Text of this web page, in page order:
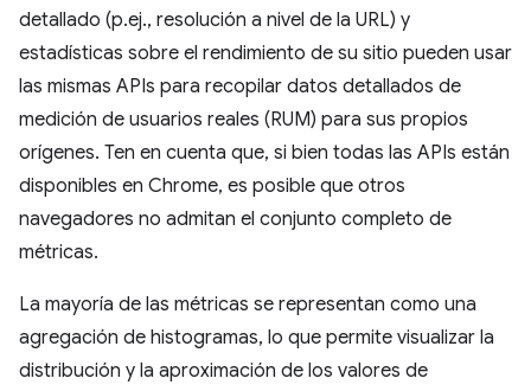
detallado (p.ej., resolución a nivel de la URL) y
estadísticas sobre el rendimiento de su sitio pueden usar
las mismas APIs para recopilar datos detallados de
medición de usuarios reales (RUM) para sus propios
orígenes. Ten en cuenta que, si bien todas las APIs están
disponibles en Chrome, es posible que otros
navegadores no admitan el conjunto completo de
métricas.
La mayoría de las métricas se representan como una
agregación de histogramas, lo que permite visualizar la
distribución y la aproximación de los valores de